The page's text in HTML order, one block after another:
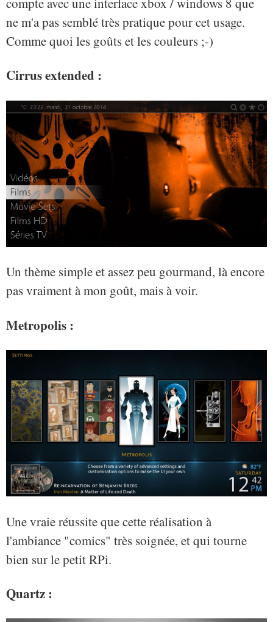
ne m'a pas semblé très pratique pour cet usage.
Comme quoi les goûts et les couleurs ;-)
Cirrus extended :
Un thème simple et assez peu gourmand, là encore
pas vraiment à mon goût, mais à voir.
Metropolis :
Une vraie réussite que cette réalisation à
l'ambiance "comics" très soignée, et qui tourne
bien sur le petit RPi.
Quartz :